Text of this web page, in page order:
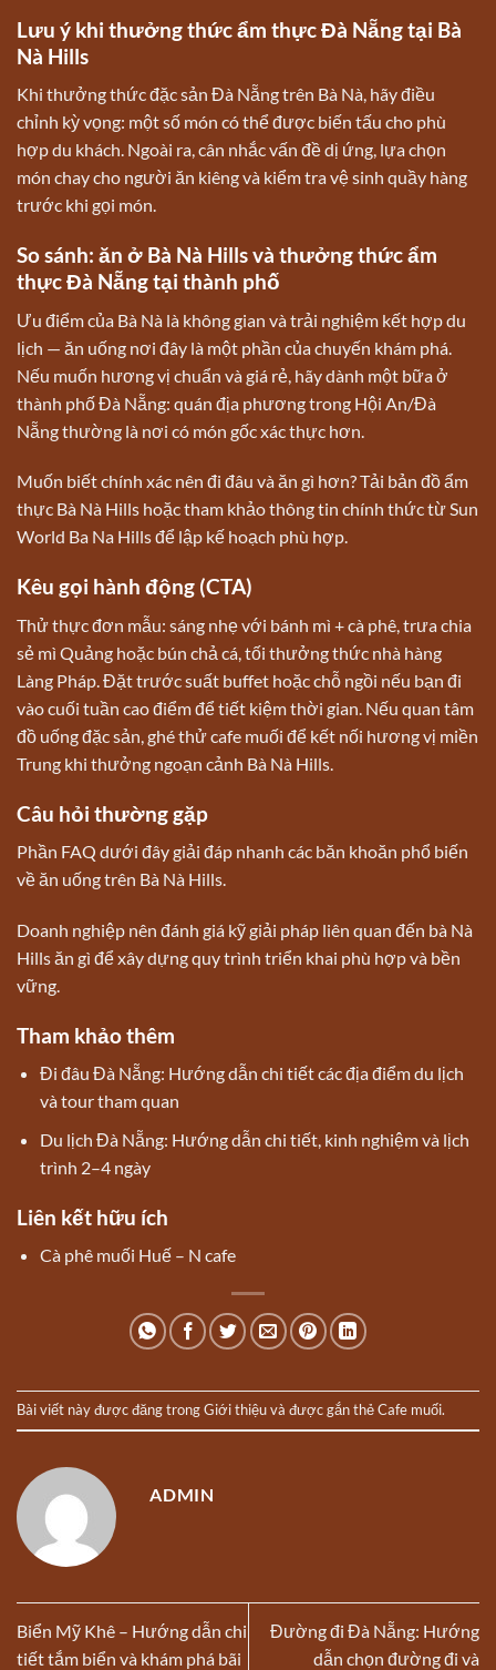
Lưu ý khi thưởng thức ẩm thực Đà Nẵng tại Bà
Nà Hills
Khi thưởng thức đặc sản Đà Nẵng trên Bà Nà, hãy điều
chỉnh kỳ vọng: một số món có thể được biến tấu cho phù
hợp du khách. Ngoài ra, cân nhắc vấn đề dị ứng, lựa chọn
món chay cho người ăn kiêng và kiểm tra vệ sinh quầy hàng
trước khi gọi món.
So sánh: ăn ở Bà Nà Hills và thưởng thức ẩm
thực Đà Nẵng tại thành phố
Ưu điểm của Bà Nà là không gian và trải nghiệm kết hợp du
lịch — ăn uống nơi đây là một phần của chuyến khám phá.
Nếu muốn hương vị chuẩn và giá rẻ, hãy dành một bữa ở
thành phố Đà Nẵng: quán địa phương trong Hội An/Đà
Nẵng thường là nơi có món gốc xác thực hơn.
Muốn biết chính xác nên đi đâu và ăn gì hơn? Tải bản đồ ẩm
thực Bà Nà Hills hoặc tham khảo thông tin chính thức từSun
World Ba Na Hillsđể lập kế hoạch phù hợp.
Kêu gọi hành động (CTA)
Thử thực đơn mẫu: sáng nhẹ với bánh mì + cà phê, trưa chia
sẻ mì Quảng hoặc bún chả cá, tối thưởng thức nhà hàng
Làng Pháp. Đặt trước suất buffet hoặc chỗ ngồi nếu bạn đi
vào cuối tuần cao điểm để tiết kiệm thời gian. Nếu quan tâm
đồ uống đặc sản, ghé thử cafe muối để kết nối hương vị miền
Trung khi thưởng ngoạn cảnh Bà Nà Hills.
Câu hỏi thường gặp
Phần FAQ dưới đây giải đáp nhanh các băn khoăn phổ biến
về ăn uống trên Bà Nà Hills.
Doanh nghiệp nên đánh giá kỹ giải pháp liên quan đến bà Nà
Hills ăn gì để xây dựng quy trình triển khai phù hợp và bền
vững.
Tham khảo thêm
Đi đâu Đà Nẵng: Hướng dẫn chi tiết các địa điểm du lịch
và tour tham quan
Du lịch Đà Nẵng: Hướng dẫn chi tiết, kinh nghiệm và lịch
trình 2–4 ngày
Liên kết hữu ích
Cà phê muối Huế – N cafe
Bài viết này được đăng trongGiới thiệuvà được gắn thẻCafe muối.
ADMIN
Biển Mỹ Khê – Hướng dẫn chi
tiết tắm biển và khám phá bãi
Đường đi Đà Nẵng: Hướng
dẫn chọn đường đi và